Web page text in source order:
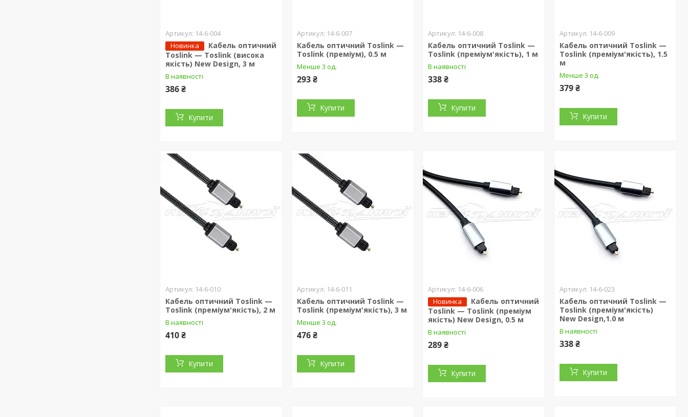
14-6-004
Новинка
Кабель оптичний
Toslink — Toslink (висока
якість) New Design, 3 м
В наявності
386 ₴
Купити
14-6-007
Кабель оптичний Toslink —
Toslink (преміум), 0.5 м
Менше 3 од.
293 ₴
Купити
14-6-008
Кабель оптичний Toslink —
Toslink (преміум'якість), 1 м
В наявності
338 ₴
Купити
14-6-009
Кабель оптичний Toslink —
Toslink (преміум'якість), 1.5
м
Менше 3 од.
379 ₴
Купити
14-6-010
Кабель оптичний Toslink —
Toslink (преміум'якість), 2 м
В наявності
410 ₴
Купити
14-6-011
Кабель оптичний Toslink —
Toslink (преміум'якість), 3 м
Менше 3 од.
476 ₴
Купити
14-6-006
Новинка
Кабель оптичний
Toslink — Toslink (преміум
якість) New Design, 0.5 м
В наявності
289 ₴
Купити
14-6-023
Кабель оптичний Toslink —
Toslink (преміум'якість)
New Design,1.0 м
В наявності
338 ₴
Купити